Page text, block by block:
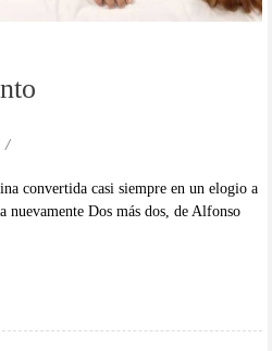
convertida casi siempre en un elogio a
nuevamente Dos más dos, de Alfonso